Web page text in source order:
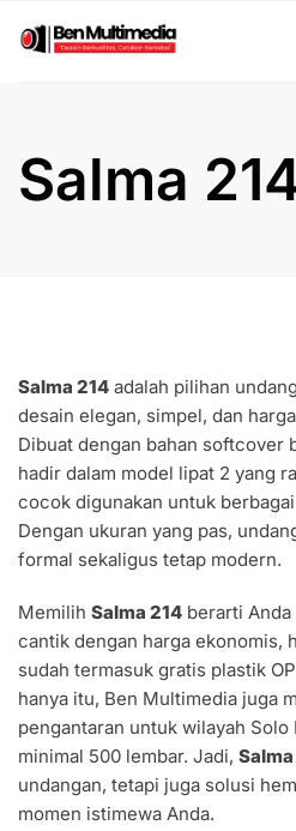
Salma
Salma 214 adalah pilihan
desain elegan, simpel, dan
Dibuat dengan bahan softcover
hadir dalam model lipat 2 yang
cocok digunakan untuk
Dengan ukuran yang pas,
formal sekaligus tetap modern.
Memilih Salma 214 berarti
cantik dengan harga ekonomis,
sudah termasuk gratis plastik
hanya itu, Ben Multimedia juga
pengantaran untuk wilayah Solo
minimal 500 lembar. Jadi,
undangan, tetapi juga solusi
momen istimewa Anda.